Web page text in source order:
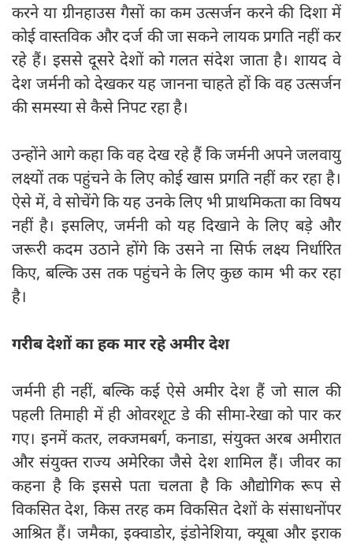
करने या ग्रीनहाउस गैसों का कम उत्सर्जन करने की दिशा में
कोई वास्तविक और दर्ज की जा सकने लायक प्रगति नहीं कर
रहे हैं। इससे दूसरे देशों को गलत संदेश जाता है। शायद वे
देश जर्मनी को देखकर यह जानना चाहते हों कि वह उत्सर्जन
की समस्या से कैसे निपट रहा है।
उन्होंने आगे कहा कि वह देख रहे हैं कि जर्मनी अपने जलवायु
लक्ष्यों तक पहुंचने के लिए कोई खास प्रगति नहीं कर रहा है।
ऐसे में, वे सोचेंगे कि यह उनके लिए भी प्राथमिकता का विषय
नहीं है। इसलिए, जर्मनी को यह दिखाने के लिए बड़े और
जरूरी कदम उठाने होंगे कि उसने ना सिर्फ लक्ष्य निर्धारित
किए, बल्कि उस तक पहुंचने के लिए कुछ काम भी कर रहा
है।
गरीब देशों का हक मार रहे अमीर देश
जर्मनी ही नहीं, बल्कि कई ऐसे अमीर देश हैं जो साल की
पहली तिमाही में ही ओवरशूट डे की सीमा-रेखा को पार कर
गए। इनमें कतर, लक्जमबर्ग, कनाडा, संयुक्त अरब अमीरात
और संयुक्त राज्य अमेरिका जैसे देश शामिल हैं। जीवर का
कहना है कि इससे पता चलता है कि औद्योगिक रूप से
विकसित देश, किस तरह कम विकसित देशों के संसाधनोंपर
आश्रित हैं। जमैका, इक्वाडोर, इंडोनेशिया, क्यूबा और इराक